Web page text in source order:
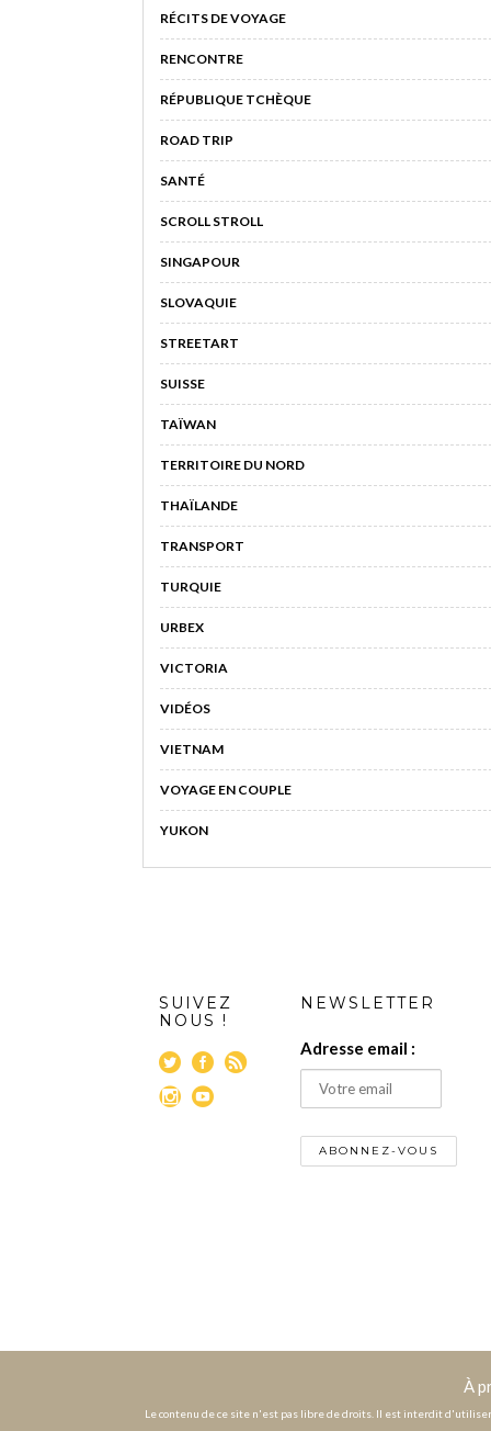
RÉCITS DE VOYAGE
RENCONTRE
RÉPUBLIQUE TCHÈQUE
ROAD TRIP
SANTÉ
SCROLL STROLL
SINGAPOUR
SLOVAQUIE
STREETART
SUISSE
TAÏWAN
TERRITOIRE DU NORD
THAÏLANDE
TRANSPORT
TURQUIE
URBEX
VICTORIA
VIDÉOS
VIETNAM
VOYAGE EN COUPLE
YUKON
SUIVEZ
NOUS !
NEWSLETTER
Adresse email :
À
Le contenu de ce site n'est pas libre de droits. Il est interdit